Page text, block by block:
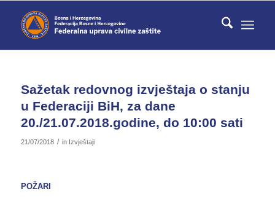
Sažetak redovnog izvještaja o stanju
u Federaciji BiH, za dane
20./21.07.2018.godine, do 10:00 sati
21/07/2018 / in Izvještaji
POŽARI